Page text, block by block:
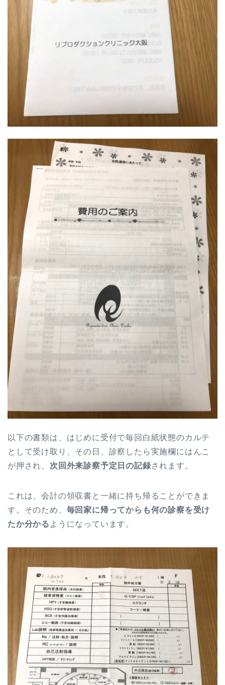
以下の書類は、はじめに受付で毎回白紙状態のカルテ
として受け取り、その日、診察したら実施欄にはんこ
が押され、 次回外来診察予定日の記録されます。
これは、会計の領収書と一緒に持ち帰ることができま
す。そのため、 毎回家に帰ってからも何の診察を受け
たか分かる ようになっています。